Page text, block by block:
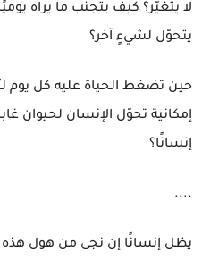
لا يتغيّر؟ كيف يتجنب ما يراه
يتحوّل لشيءٍ آخر؟
حين تضغط الحياة عليه كل يوم
إمكانية تحوّل الإنسان لحيوان
إنسانًا؟
....
يظل إنسانًا إن نجى من هول